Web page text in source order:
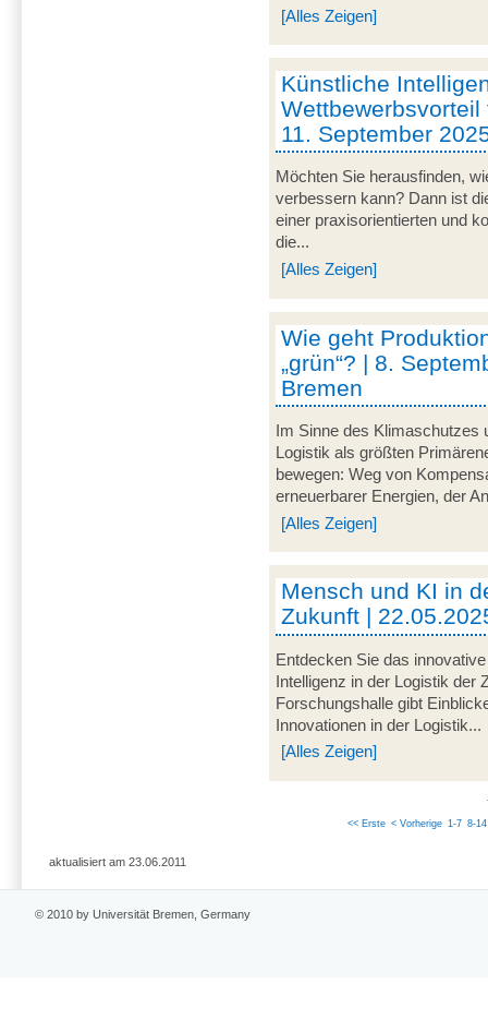
[Alles Zeigen]
Künstliche
11. September
Möchten Sie herausfinden,
verbessern kann? Dann ist
einer praxisorientierten und
die...
[Alles Zeigen]
Wie geht
„grün“? | 8.
Bremen
Im Sinne des Klimaschutzes
Logistik als größten
bewegen: Weg von
erneuerbarer Energien, der
[Alles Zeigen]
Mensch und KI in
Zukunft |
Entdecken Sie das
Intelligenz in der Logistik der
Forschungshalle gibt
Innovationen in der Logistik...
[Alles Zeigen]
<< Erste < Vorherige 1-7 8-14
aktualisiert am 23.06.2011
© 2010 by Universität Bremen, Germany